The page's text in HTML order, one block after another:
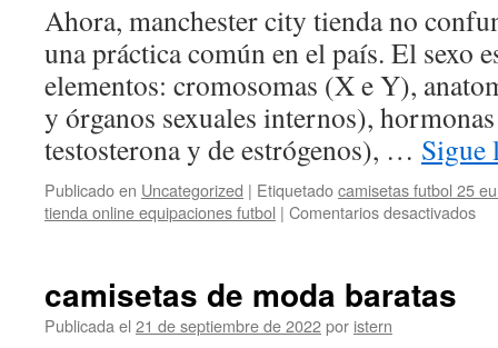
Ahora, manchester city tienda no
una práctica común en el país. El sexo
elementos: cromosomas (X e Y),
y órganos sexuales internos),
testosterona y de estrógenos), … Sigue
Publicado en Uncategorized | Etiquetadocamisetas futbol 25
tienda online equipaciones futbol | Comentarios desactivadosen
camisetas de moda baratas
Publicada el 21 de septiembre de 2022por istern